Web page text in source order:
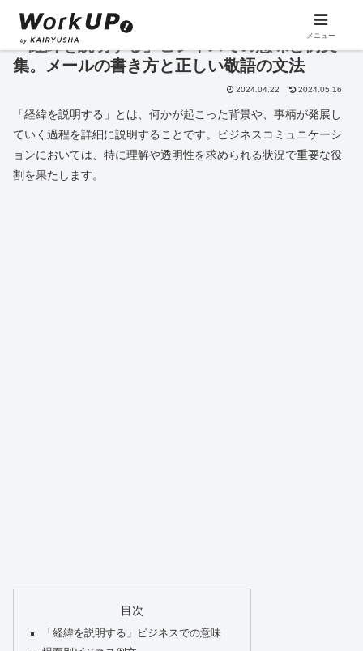
「経緯を説明する」ビジネスでの意味と例文
集。メールの書き方と正しい敬語の文法
2024.04.22 2024.05.16
「経緯を説明する」とは、何かが起こった背景や、事柄が発展し
ていく過程を詳細に説明することです。ビジネスコミュニケーシ
ョンにおいては、特に理解や透明性を求められる状況で重要な役
割を果たします。
目次
「経緯を説明する」ビジネスでの意味
メニュー